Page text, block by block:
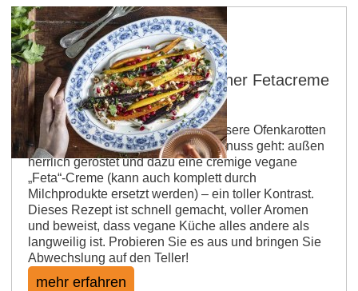
Geröstete Möhren auf veganer Fetacreme
mit Walnüssen
Veganuary kann so lecker sein! Unsere Ofenkarotten
zeigen, wie einfach pflanzlicher Genuss geht: außen
herrlich geröstet und dazu eine cremige vegane
„Feta“-Creme (kann auch komplett durch
Milchprodukte ersetzt werden) – ein toller Kontrast.
Dieses Rezept ist schnell gemacht, voller Aromen
und beweist, dass vegane Küche alles andere als
langweilig ist. Probieren Sie es aus und bringen Sie
Abwechslung auf den Teller!
mehr erfahren